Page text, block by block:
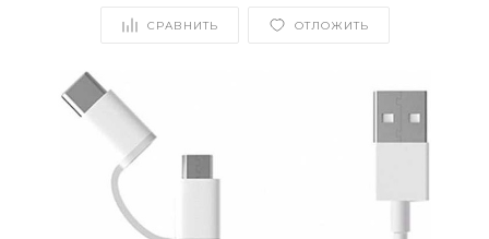
Добавляйте товары
в корзину
Оплачивайте сегодня только
СРАВНИТЬ ОТЛОЖИТЬ